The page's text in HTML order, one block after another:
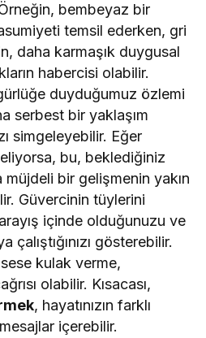
bembeyaz bir
temsil ederken, gri
daha karmaşık duygusal
habercisi olabilir.
duyduğumuz özlemi
serbest bir yaklaşım
simgeleyebilir. Eğer
bu, beklediğiniz
bir gelişmenin yakın
Güvercinin tüylerini
içinde olduğunuzu ve
gösterebilir.
kulak verme,
olabilir. Kısacası,
, hayatınızın farklı
içerebilir.